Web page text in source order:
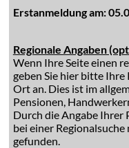
Erstanmeldung am:
Regionale Angaben
Wenn Ihre Seite einen
geben Sie hier bitte
Ort an. Dies ist im
Pensionen,
Durch die Angabe Ihrer
bei einer
gefunden.